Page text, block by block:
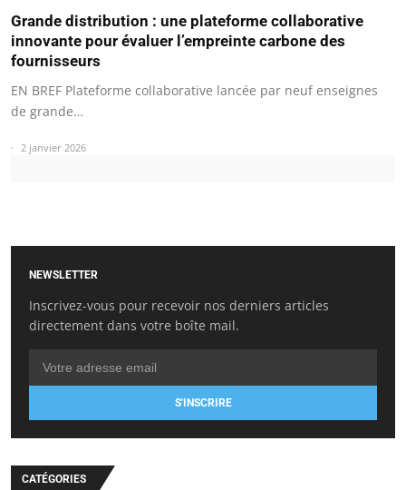
Grande distribution : une plateforme collaborative
innovante pour évaluer l’empreinte carbone des
fournisseurs
EN BREF Plateforme collaborative lancée par neuf enseignes
de grande…
2 janvier 2026
NEWSLETTER
Inscrivez-vous pour recevoir nos derniers articles
directement dans votre boîte mail.
S'INSCRIRE
CATÉGORIES